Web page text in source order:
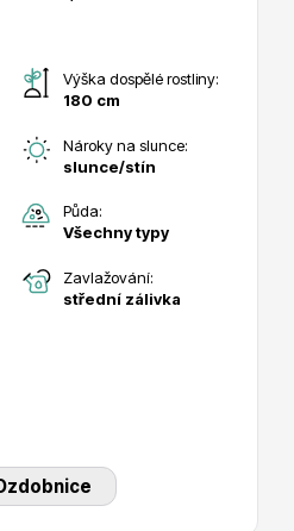
Výška dospělé rostliny:
180 cm
Nároky na slunce:
slunce/stín
Půda:
Všechny typy
Zavlažování:
střední zálivka